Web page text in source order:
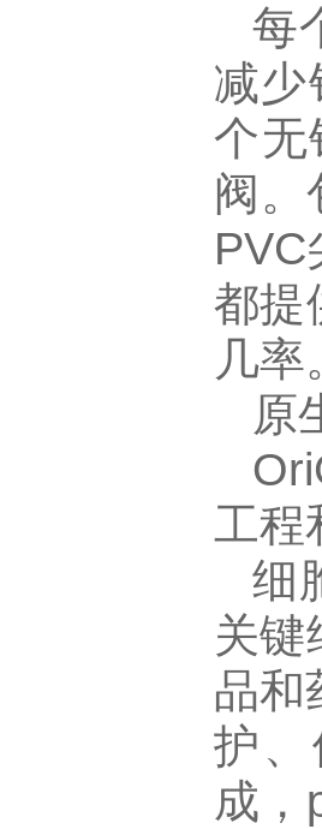
每
减少
个无
阀。
都提
几率
原
工
细
关键
品和
护
成，